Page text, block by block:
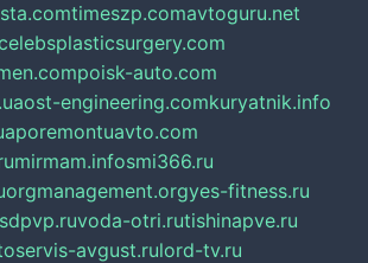
timeszp.comavtoguru.net
poisk-auto.com
ost-engineering.comkuryatnik.info
poremontuavto.com
mirmam.infosmi366.ru
orgmanagement.orgyes-fitness.ru
voda-otri.rutishinapve.ru
avgust.rulord-tv.ru